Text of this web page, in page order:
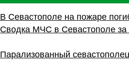
В Севастополе на пожаре
Сводка МЧС в Севастополе
Парализованный